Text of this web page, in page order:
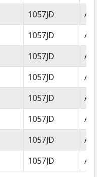
Postcode
1057JD
1057JD
1057JD
1057JD
1057JD
1057JD
1057JD
1057JD